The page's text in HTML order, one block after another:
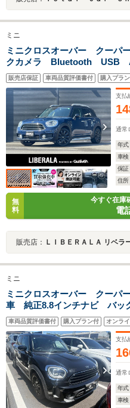
ミニ
ミニクロスオーバー クー
クカメラ Bluetooth USB
セーフティー コンフォート
ト オートライト アンビエ
AW ミラー型ETC 前後ドラ
販売店保証 車両品質評価書付 購入プラ
支払
通常
年式
車検
保証
住所
無
料
今すぐ在庫
電
販売店： ＬＩＢＥＲＡＬＡ リベラ
ミニ
ミニクロスオーバー クー
車 純正8.8インチナビ バッ
トセーフティー アダプティ
LEDヘッドライト Bluetooth
車両品質評価書付 購入プラン付 オンラ
支払
通常
年式
車検